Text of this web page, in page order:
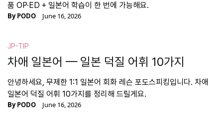
품 OP·ED + 일본어 학습이 한 번에 가능해요.
ByPODO June 16, 2026
JP-TIP
차애 일본어 — 일본 덕질 어휘 10가지
안녕하세요, 무제한 1:1 일본어 회화 레슨 포도스피킹입니다. 차애
일본어 덕질 어휘 10가지를 정리해 드릴게요.
ByPODO June 16, 2026